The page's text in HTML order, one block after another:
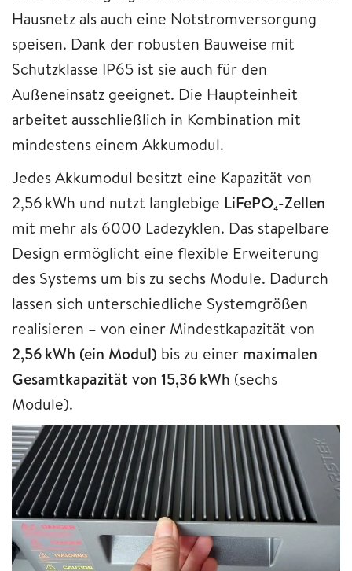
Hausnetz als auch eine Notstromversorgung
speisen. Dank der robusten Bauweise mit
Schutzklasse IP65 ist sie auch für den
Außeneinsatz geeignet. Die Haupteinheit
arbeitet ausschließlich in Kombination mit
mindestens einem Akkumodul.
Jedes Akkumodul besitzt eine Kapazität von
2,56 kWh und nutzt langlebige LiFePO₄-Zellen
mit mehr als 6000 Ladezyklen. Das stapelbare
Design ermöglicht eine flexible Erweiterung
des Systems um bis zu sechs Module. Dadurch
lassen sich unterschiedliche Systemgrößen
realisieren – von einer Mindestkapazität von
2,56 kWh (ein Modul) bis zu einer maximalen
Gesamtkapazität von 15,36 kWh (sechs
Module).